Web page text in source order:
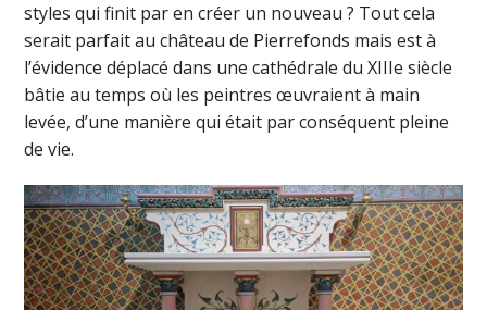
styles qui finit par en créer un nouveau ? Tout cela
serait parfait au château de Pierrefonds mais est à
l’évidence déplacé dans une cathédrale du XIIIe siècle
bâtie au temps où les peintres œuvraient à main
levée, d’une manière qui était par conséquent pleine
de vie.